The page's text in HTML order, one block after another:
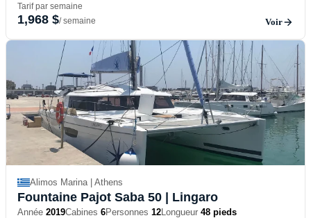
Tarif par semaine
1,968 $/ semaine Voir
Alimos Marina | Athens
Fountaine Pajot Saba 50 | Lingaro
Année 2019Cabines 6Personnes 12Longueur 48 pieds